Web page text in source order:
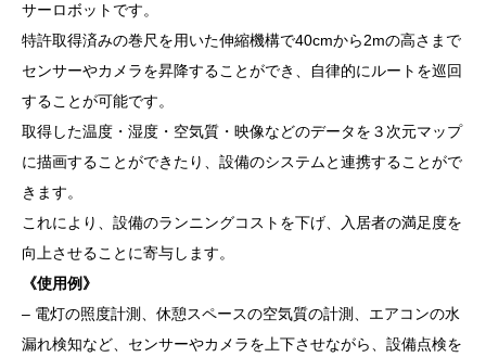
サーロボットです。
特許取得済みの巻尺を用いた伸縮機構で40cmから2mの高さまで
センサーやカメラを昇降することができ、自律的にルートを巡回
することが可能です。
取得した温度・湿度・空気質・映像などのデータを３次元マップ
に描画することができたり、設備のシステムと連携することがで
きます。
これにより、設備のランニングコストを下げ、入居者の満足度を
向上させることに寄与します。
《使用例》
– 電灯の照度計測、休憩スペースの空気質の計測、エアコンの水
漏れ検知など、センサーやカメラを上下させながら、設備点検を